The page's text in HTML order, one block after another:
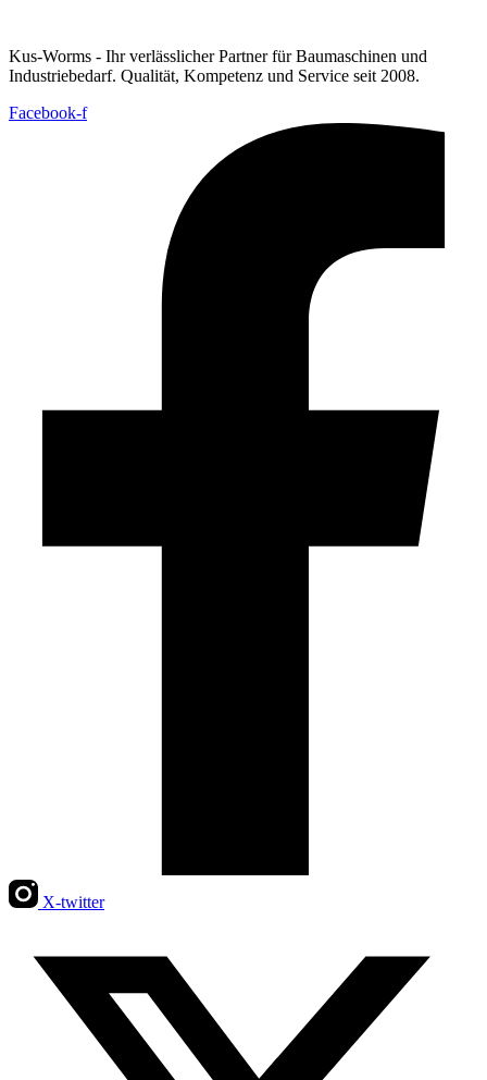
Kus-Worms - Ihr verlässlicher Partner für Baumaschinen und
Industriebedarf. Qualität, Kompetenz und Service seit 2008.
Facebook-f
X-twitter